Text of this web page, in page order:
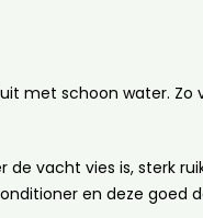
met schoon water. Zo
de vacht vies is, sterk
en deze goed